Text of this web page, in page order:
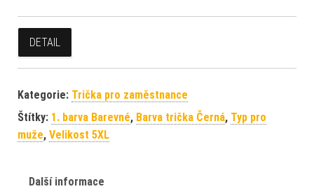
DETAIL
Kategorie: Trička pro zaměstnance
Štítky: 1. barva Barevné, Barva trička Černá, Typ pro
muže, Velikost 5XL
Další informace